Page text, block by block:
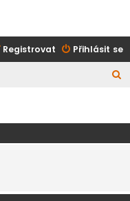
Přihlásit se
Registrovat
a